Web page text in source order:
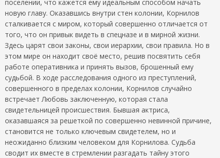
поселении, что кажется ему идеальным способом начать
новую главу. Оказавшись внутри стен колонии, Корнилов
сталкивается с миром, который совершенно отличается от
того, что он привык видеть в спецназе и в мирной жизни.
Здесь царят свои законы, свои иерархии, свои правила. Но в
этом мире он находит своё место, решив посвятить себя
работе оперативника и принять вызов, брошенный ему
судьбой. В ходе расследования одного из преступлений,
совершенного в пределах колонии, Корнилов случайно
встречает Любовь заключенную, которая стала
свидетельницей происшествия. Бывшая актриса,
оказавшаяся за решеткой по совершенно невинной причине,
становится не только ключевым свидетелем, но и
неожиданно близким человеком для Корнилова. Судьба
сводит их вместе в стремлении разгадать тайну этого